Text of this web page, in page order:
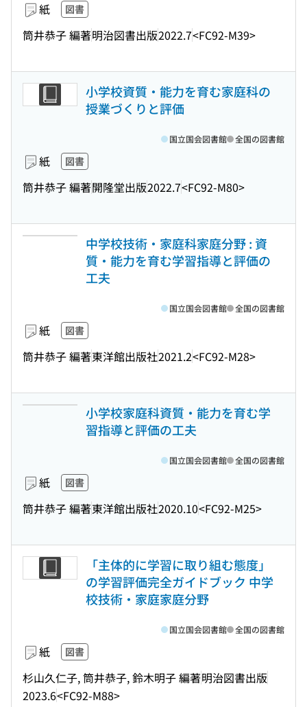
紙 図書
筒井恭子 編著明治図書出版2022.7<FC92-M39>
小学校資質・能力を育む家庭科の
授業づくりと評価
紙 図書
筒井恭子 編著開隆堂出版2022.7<FC92-M80>
国立国会図書館 全国の図書館
中学校技術・家庭科家庭分野 : 資
質・能力を育む学習指導と評価の
工夫
紙 図書
筒井恭子 編著東洋館出版社2021.2<FC92-M28>
国立国会図書館 全国の図書館
小学校家庭科資質・能力を育む学
習指導と評価の工夫
紙 図書
筒井恭子 編著東洋館出版社2020.10<FC92-M25>
国立国会図書館 全国の図書館
「主体的に学習に取り組む態度」
の学習評価完全ガイドブック 中学
校技術・家庭家庭分野
紙 図書
杉山久仁子, 筒井恭子, 鈴木明子 編著明治図書出版
2023.6<FC92-M88>
国立国会図書館 全国の図書館